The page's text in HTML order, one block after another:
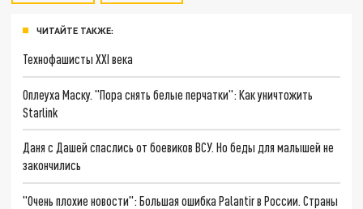
ЧИТАЙТЕ ТАКЖЕ:
Технофашисты XXI века
Оплеуха Маску. "Пора снять белые перчатки": Как уничтожить
Starlink
Даня с Дашей спаслись от боевиков ВСУ. Но беды для малышей не
закончились
"Очень плохие новости": Большая ошибка Palantir в России. Страны